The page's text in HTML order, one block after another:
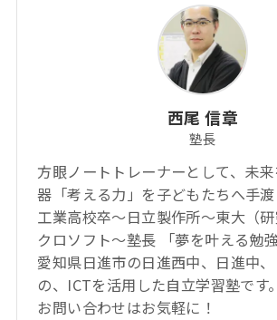
西尾 信章
塾長
方眼ノートトレーナーとして、未
器「考える力」を子どもたちへ手渡
工業高校卒～日立製作所～東大（
クロソフト～塾長 「夢を叶える勉
愛知県日進市の日進西中、日進中
の、ICTを活用した自立学習塾です。
お問い合わせはお気軽に！